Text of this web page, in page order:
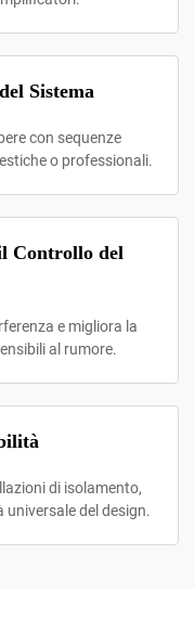
Sistema
con sequenze
o professionali.
Controllo del
e migliora la
al rumore.
di isolamento,
del design.